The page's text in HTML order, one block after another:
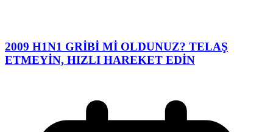
2009 H1N1 GRİBİ Mİ OLDUNUZ? TELAŞ
ETMEYİN, HIZLI HAREKET EDİN